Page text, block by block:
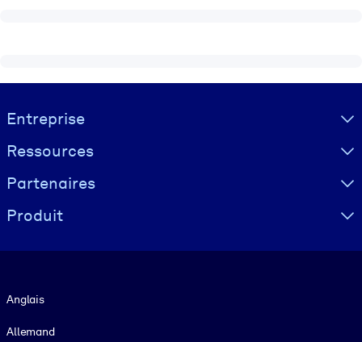
Visually hidden Text
Entreprise
Ressources
Partenaires
Produit
Anglais
Allemand